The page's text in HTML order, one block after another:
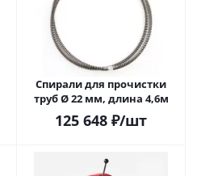
Спирали для прочистки
труб Ø 22 мм, длина 4,6м
125 648 ₽/шт